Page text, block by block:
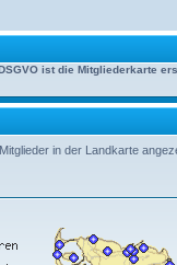
ist die Mitgliederkarte
in der Landkarte